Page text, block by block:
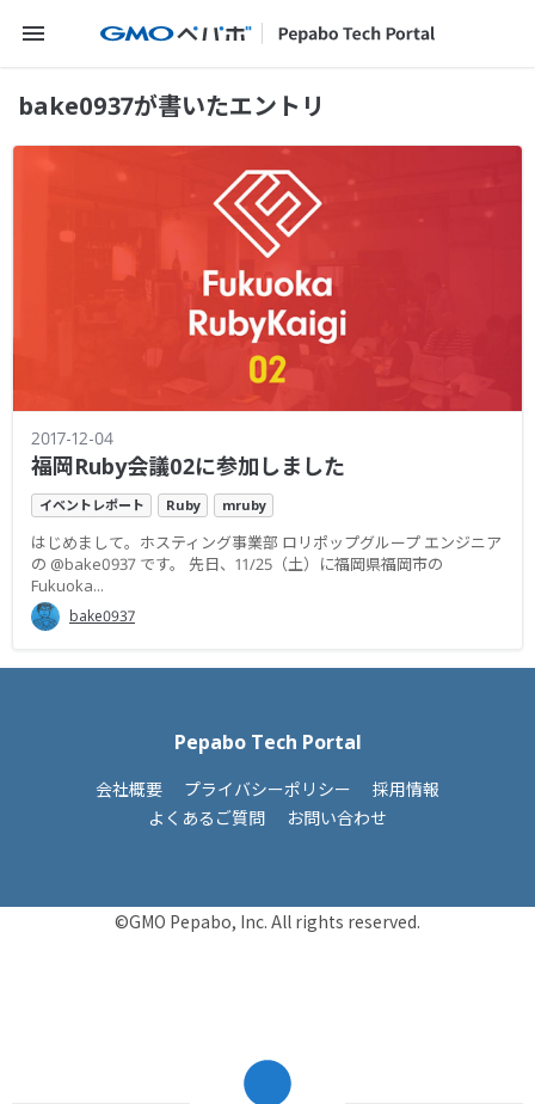
メニューを開く
bake0937が書いたエントリ
2017-12-04
福岡Ruby会議02に参加しました
イベントレポート Ruby mruby
はじめまして。ホスティング事業部 ロリポップグループ エンジニア
の @bake0937 です。 先日、11/25（土）に福岡県福岡市の
Fukuoka...
bake0937
Pepabo Tech Portal
会社概要 プライバシーポリシー
採用情報
よくあるご質問
お問い合わせ
©GMO Pepabo, Inc. All rights reserved.